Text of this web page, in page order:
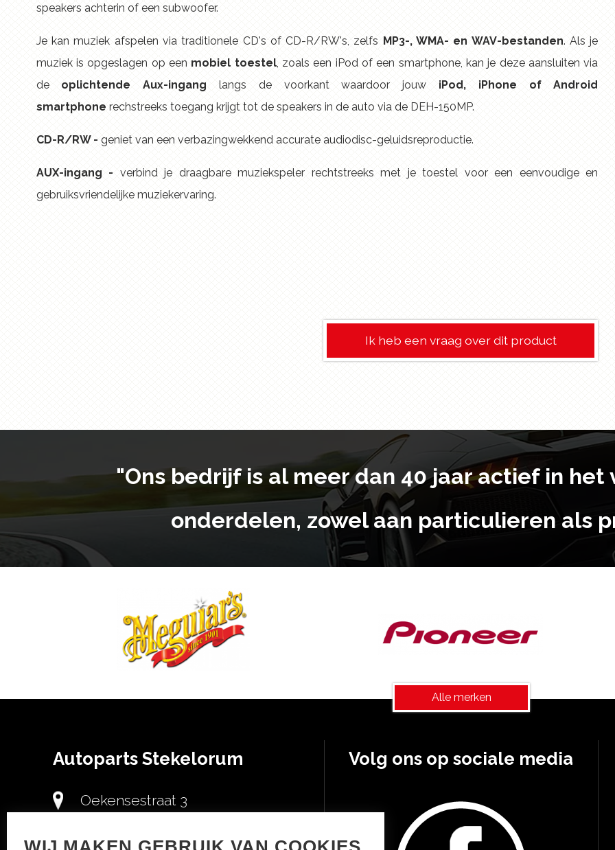
speakers achterin of een subwoofer.
Je kan muziek afspelen via traditionele CD's of CD-R/RW's, zelfs MP3-, WMA- en WAV-bestanden. Als je
muziek is opgeslagen op een mobiel toestel, zoals een iPod of een smartphone, kan je deze aansluiten via
de oplichtende Aux-ingang langs de voorkant waardoor jouw iPod, iPhone of Android
smartphone rechstreeks toegang krijgt tot de speakers in de auto via de DEH-150MP.
CD-R/RW - geniet van een verbazingwekkend accurate audiodisc-geluidsreproductie.
AUX-ingang - verbind je draagbare muziekspeler rechtstreeks met je toestel voor een eenvoudige en
gebruiksvriendelijke muziekervaring.
Ik heb een vraag over dit product
"Ons bedrijf is al meer dan 40 jaar actief in het
onderdelen, zowel aan particulieren als
Alle merken
Autoparts Stekelorum
Oekensestraat 3
Volg ons op sociale media